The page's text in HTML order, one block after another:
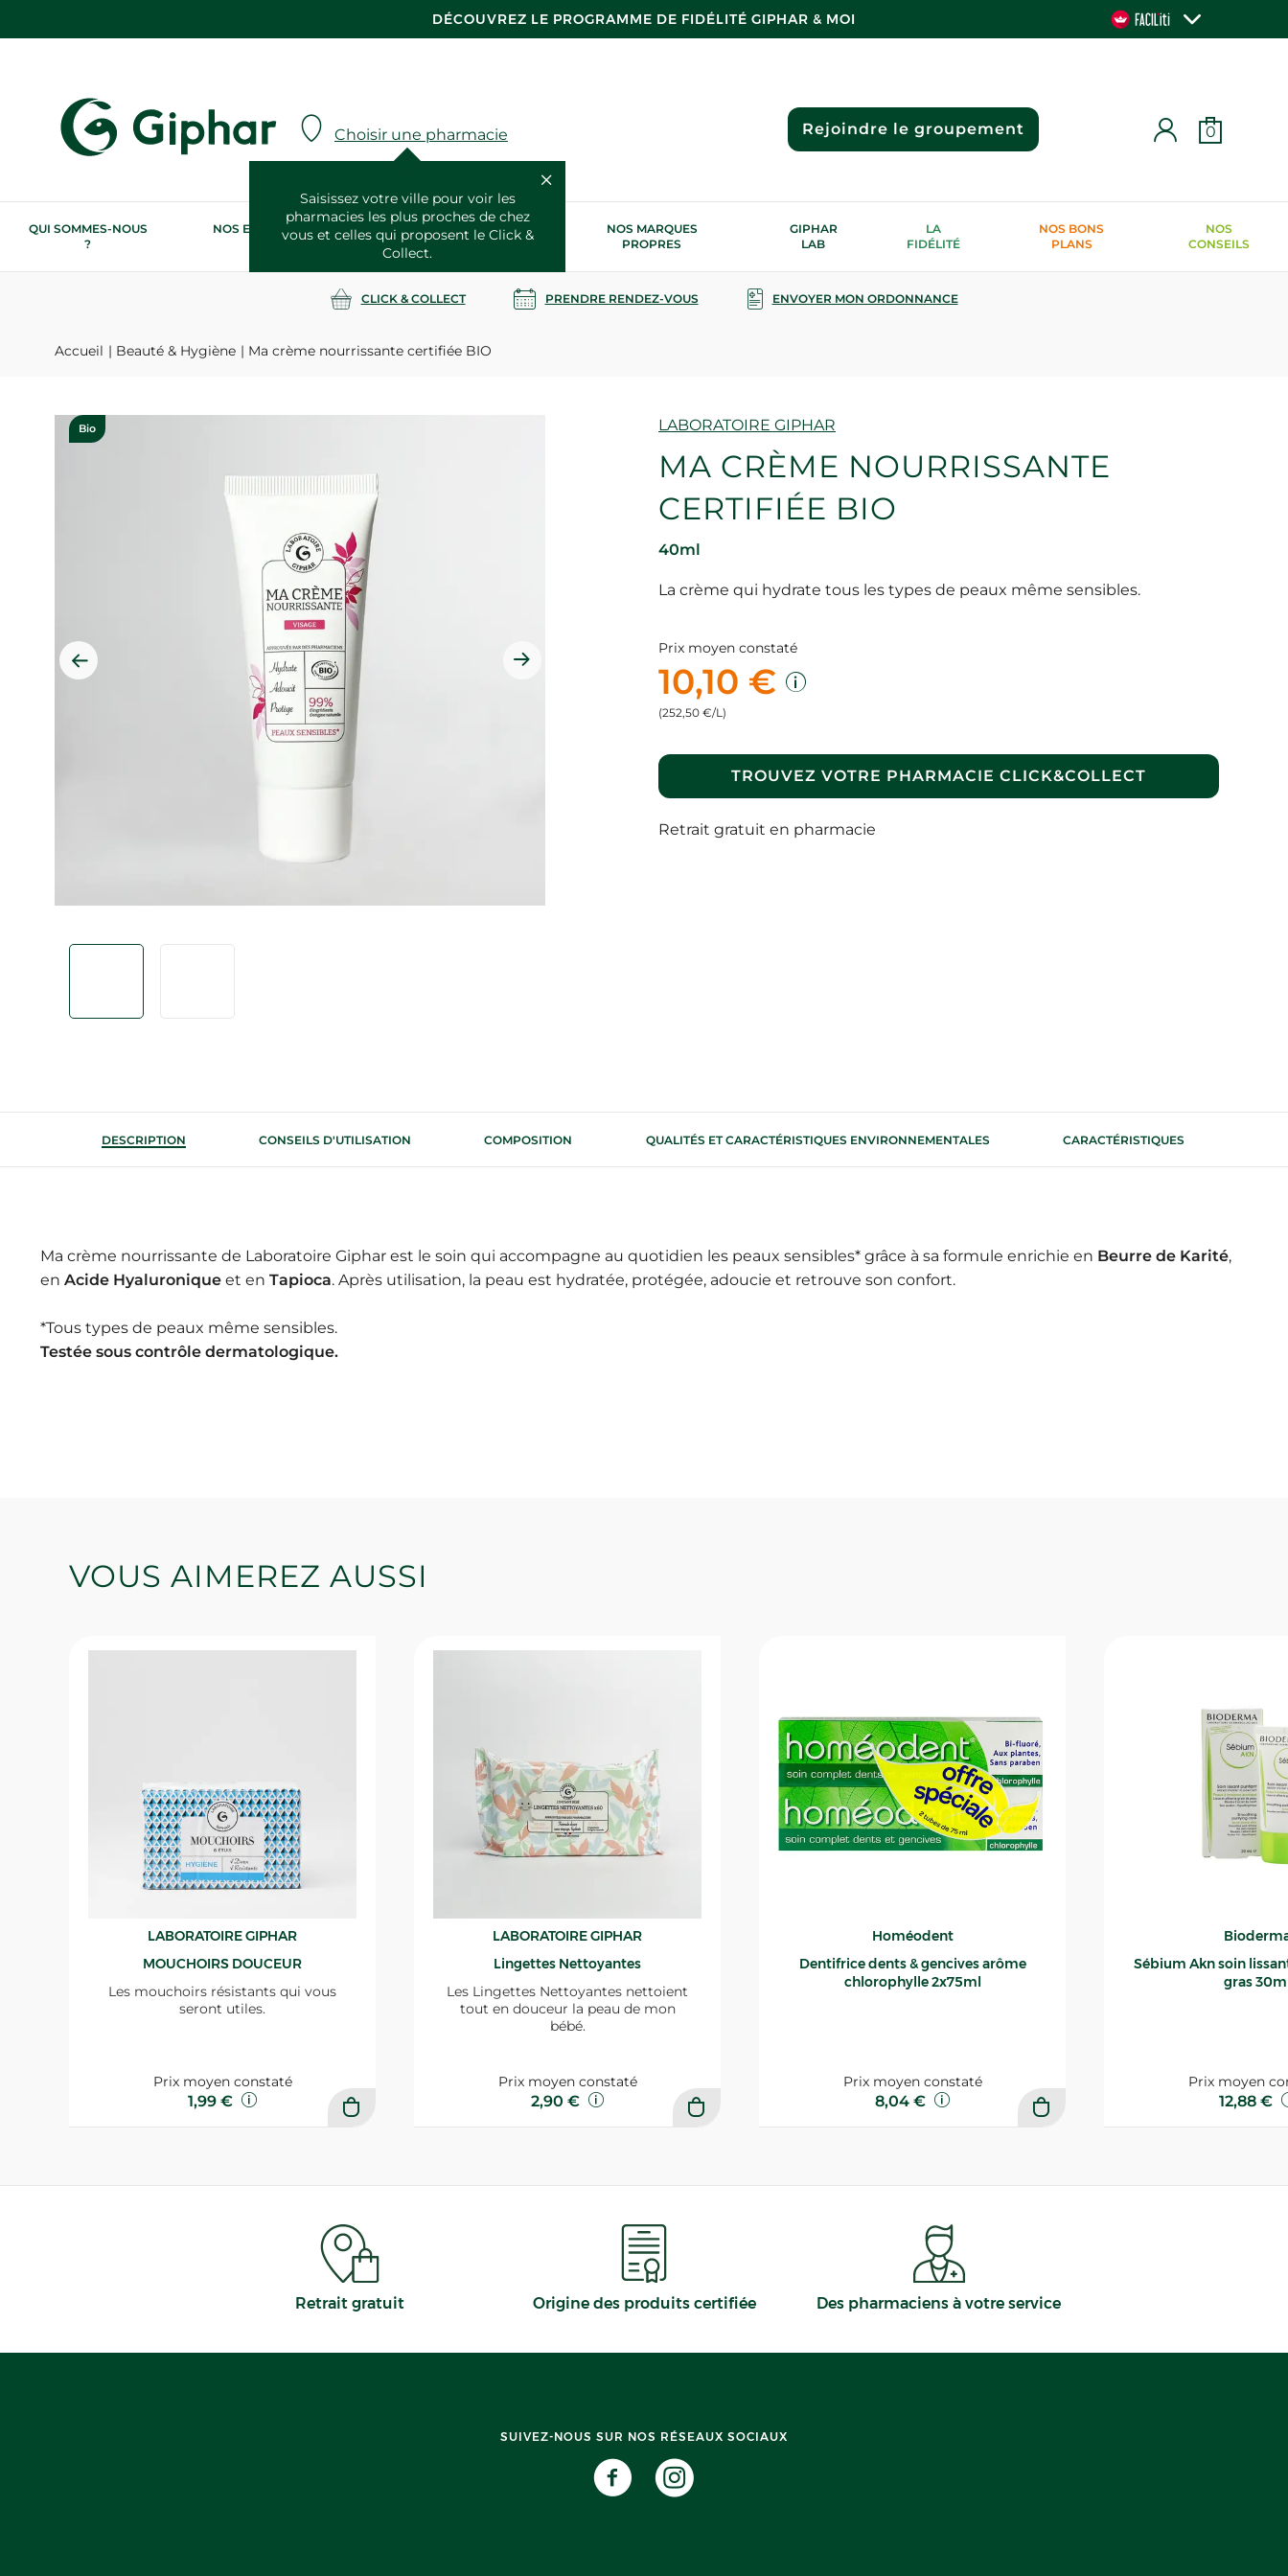
DÉCOUVREZ LE PROGRAMME DE FIDÉLITÉ GIPHAR & MOI
Choisir une pharmacie
Saisissez votre ville pour voir les
pharmacies les plus proches de chez
vous et celles qui proposent le Click &
Collect.
Rejoindre le groupement 0
QUI SOMMES-NOUS
?
NOS ENGAGEMENTS
RSE
NOS SERVICES
SANTÉ
NOS MARQUES
PROPRES
GIPHAR
LAB
LA
FIDÉLITÉ
NOS BONS
PLANS
NOS
CONSEILS
CLICK & COLLECT PRENDRE RENDEZ-VOUS ENVOYER MON ORDONNANCE
Accueil Beauté & Hygiène Ma crème nourrissante certifiée BIO
Bio Marque
LABORATOIRE GIPHAR
MA CRÈME NOURRISSANTE
CERTIFIÉE BIO
40ml
La crème qui hydrate tous les types de peaux même sensibles.
Prix moyen constaté
10,10 €
(252,50 €/L)
TROUVEZ VOTRE PHARMACIE CLICK&COLLECT
Retrait gratuit en pharmacie
DESCRIPTION CONSEILS D'UTILISATION COMPOSITION QUALITÉS ET CARACTÉRISTIQUES ENVIRONNEMENTALES CARACTÉRISTIQUES
Ma crème nourrissante de Laboratoire Giphar est le soin qui accompagne au quotidien les peaux sensibles* grâce à sa formule enrichie en Beurre de Karité,
en Acide Hyaluronique et en Tapioca. Après utilisation, la peau est hydratée, protégée, adoucie et retrouve son confort.
*Tous types de peaux même sensibles.
Testée sous contrôle dermatologique.
VOUS AIMEREZ AUSSI
LABORATOIRE GIPHAR
MOUCHOIRS DOUCEUR
Les mouchoirs résistants qui vous
seront utiles.
Prix moyen constaté
1,99 €
LABORATOIRE GIPHAR
Lingettes Nettoyantes
Les Lingettes Nettoyantes nettoient
tout en douceur la peau de mon
bébé.
Prix moyen constaté
2,90 €
Homéodent
Dentifrice dents & gencives arôme
chlorophylle 2x75ml
Prix moyen constaté
8,04 €
Sébium Akn soin lissant
gras
Prix moyen
12,88 €
Retrait gratuit Origine des produits certifiée Des pharmaciens à votre service
SUIVEZ-NOUS SUR NOS RÉSEAUX SOCIAUX